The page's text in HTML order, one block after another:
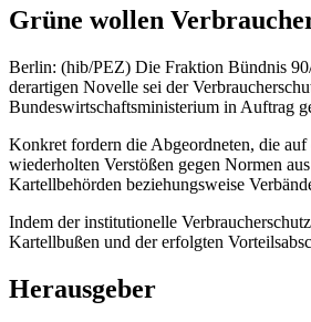
Grüne wollen
Berlin: (hib/PEZ) Die Fraktion Bündnis
derartigen Novelle sei der
Bundeswirtschaftsministerium in Auftrag
Konkret fordern die Abgeordneten, die auf
wiederholten Verstößen gegen Normen
Kartellbehörden beziehungsweise
Indem der institutionelle
Kartellbußen und der erfolgten
Herausgeber